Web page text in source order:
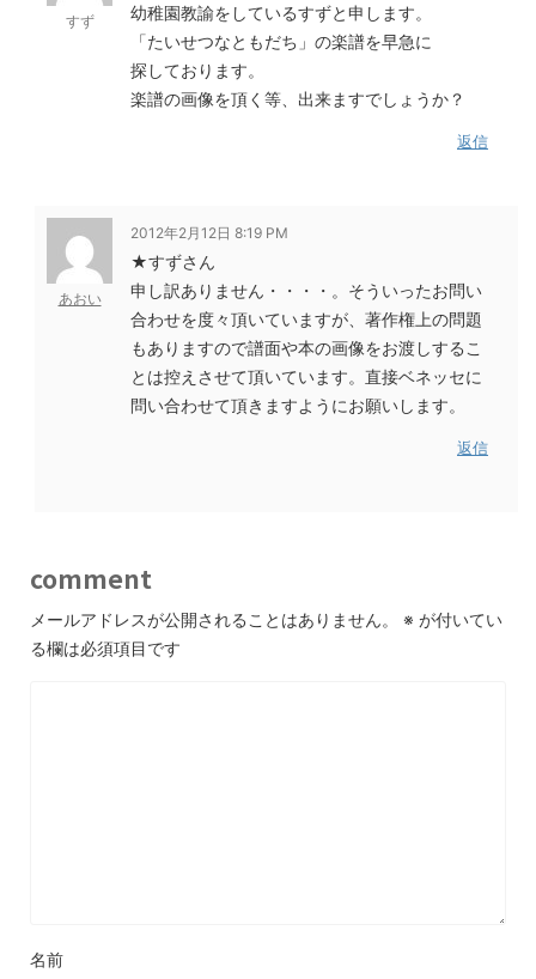
すず
幼稚園教諭をしているすずと申します。
「たいせつなともだち」の楽譜を早急に
探しております。
楽譜の画像を頂く等、出来ますでしょうか？
返信
あおい
2012年2月12日 8:19 PM
★すずさん
申し訳ありません・・・・。そういったお問い
合わせを度々頂いていますが、著作権上の問題
もありますので譜面や本の画像をお渡しするこ
とは控えさせて頂いています。直接ベネッセに
問い合わせて頂きますようにお願いします。
返信
comment
メールアドレスが公開されることはありません。 ※ が付いてい
る欄は必須項目です
名前